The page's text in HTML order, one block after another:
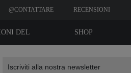
Iscriviti alla nostra newsletter
@CONTATTARE RECENSIONI
SHOP
DEL